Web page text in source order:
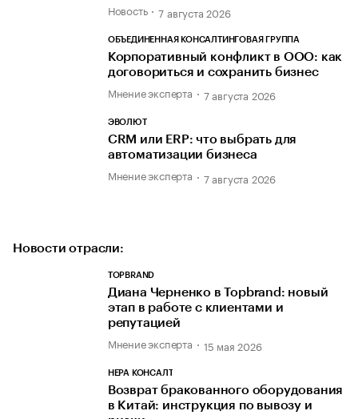
Новость 7 августа 2026
ОБЪЕДИНЕННАЯ КОНСАЛТИНГОВАЯ ГРУППА
Корпоративный конфликт в ООО: как
договориться и сохранить бизнес
Мнение эксперта 7 августа 2026
ЭВОЛЮТ
CRM или ERP: что выбрать для
автоматизации бизнеса
Мнение эксперта 7 августа 2026
Новости отрасли:
TOPBRAND
Диана Черненко в Topbrand: новый
этап в работе с клиентами и
репутацией
Мнение эксперта 15 мая 2026
НЕРА КОНСАЛТ
Возврат бракованного оборудования
в Китай: инструкция по вывозу и